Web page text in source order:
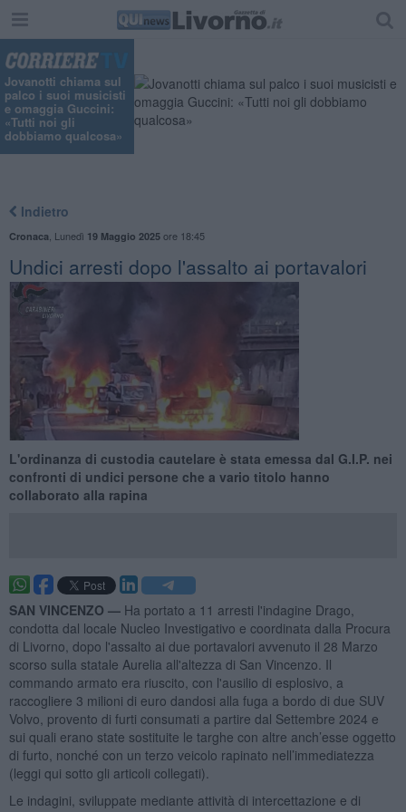
Jovanotti chiama sul
palco i suoi musicisti
e omaggia Guccini:
«Tutti noi gli
dobbiamo qualcosa»
Indietro
Cronaca Lunedì 19 Maggio 2025ore 18:45
Undici arresti dopo l'assalto ai portavalori
L'ordinanza di custodia cautelare è stata emessa dal G.I.P. nei
confronti di undici persone che a vario titolo hanno
collaborato alla rapina
SAN VINCENZO — Ha portato a 11 arresti l'indagine Drago,
condotta dal locale Nucleo Investigativo e coordinata dalla Procura
di Livorno, dopo l'assalto ai due portavalori avvenuto il 28 Marzo
scorso sulla statale Aurelia all'altezza di San Vincenzo. Il
commando armato era riuscito, con l'ausilio di esplosivo, a
raccogliere 3 milioni di euro dandosi alla fuga a bordo di due SUV
Volvo, provento di furti consumati a partire dal Settembre 2024 e
sui quali erano state sostituite le targhe con altre anch’esse oggetto
di furto, nonché con un terzo veicolo rapinato nell’immediatezza
(leggi qui sotto gli articoli collegati).
Le indagini, sviluppate mediante attività di intercettazione e di